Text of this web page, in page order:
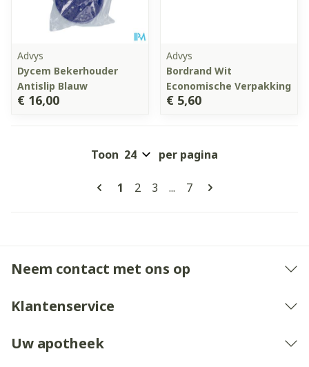
Advys
Dycem Bekerhouder
Antislip Blauw
€ 16,00
Advys
Bordrand Wit
Economische Verpakking
€ 5,60
Pagina's
U lees momenteel pagina
1 Pagina
2 Pagina
3 ... Pagina
7
Toon per pagina
Neem contact met ons op
Klantenservice
Uw apotheek